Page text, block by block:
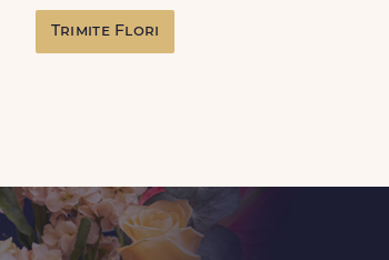
Trimite Flori